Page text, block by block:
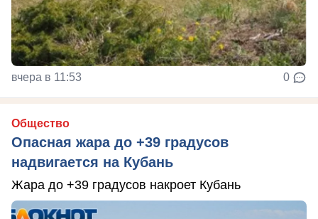
вчера в 11:53 0
Общество
Опасная жара до +39 градусов
надвигается на Кубань
Жара до +39 градусов накроет Кубань